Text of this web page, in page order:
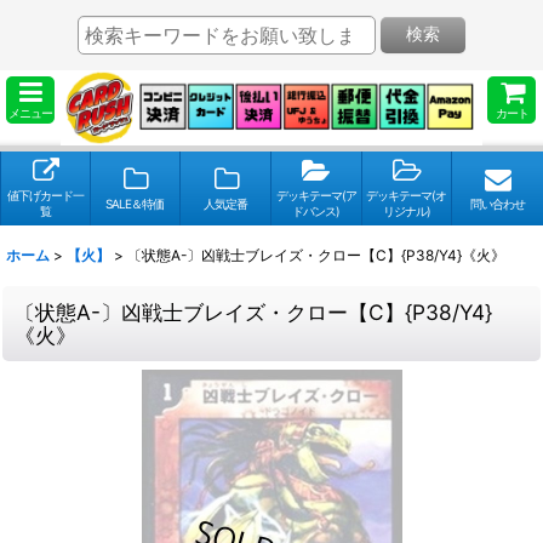
メニュー カート
検索
値下げカード一
覧
SALE＆特価 人気定番
デッキテーマ(ア
ドバンス)
デッキテーマ(オ
リジナル)
問い合わせ
ホーム > 【火】 > 〔状態A-〕凶戦士ブレイズ・クロー【C】{P38/Y4}《火》
〔状態A-〕凶戦士ブレイズ・クロー【C】{P38/Y4}
《火》